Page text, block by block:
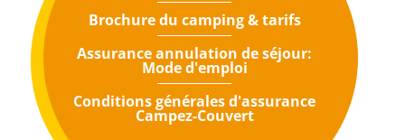
Brochure du camping & tarifs
Assurance annulation de séjour:
Mode d'emploi
Conditions générales d'assurance
Campez-Couvert